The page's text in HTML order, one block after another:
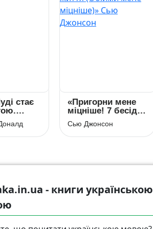
стає
«Пригорни мене
міцніше! 7 бесід
про кохання
тривалістю в
життя (Обійми
Сью Джонсон
- книги українською